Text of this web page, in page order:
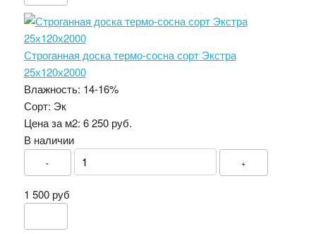
Строганная доска термо-сосна сорт Экстра
25х120х2000
Влажность: 14-16%
Сорт: Эк
Цена за м2: 6 250 руб.
В наличии
- +
1 500 руб